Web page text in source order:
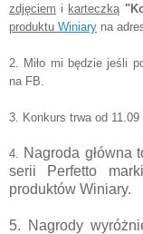
zdjęciem i karteczką
produktu Winiary na
2. Miło mi będzie jeśli
na FB.
3. Konkurs trwa od
4.
Nagroda główna
serii Perfetto
produktów Winiary.
5. Nagrody